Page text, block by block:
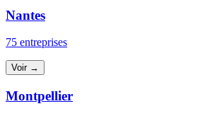
Nantes
75 entreprises
Voir →
Montpellier